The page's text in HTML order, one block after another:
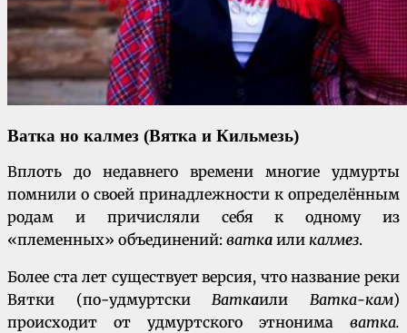
Ватка но калмез (Вятка и Кильмезь)
Вплоть до недавнего времени многие удмурты
помнили о своей принадлежности к определённым
родам и причисляли себя к одному из
«племенных» объединений: ватка или калмез.
Более ста лет существует версия, что название реки
Вятки (по-удмуртскиВаткаилиВатка-кам)
происходит от удмуртского этнонима ватка.